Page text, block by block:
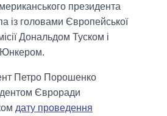
президента
із головами Європейської
Дональдом Туском і
Петро Порошенко
Євроради
дату проведення